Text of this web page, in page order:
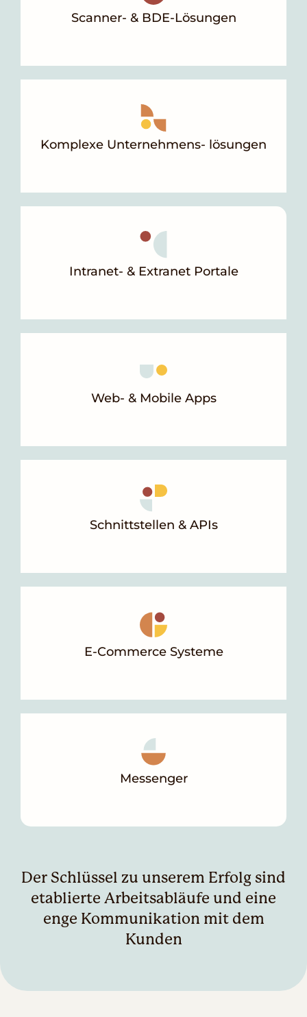
Scanner- & BDE-Lösungen
Komplexe Unternehmens- lösungen
Intranet- & Extranet Portale
Web- & Mobile Apps
Schnittstellen & APIs
E-Commerce Systeme
Messenger
Der Schlüssel zu unserem Erfolg sind
etablierte Arbeitsabläufe und eine
enge Kommunikation mit dem
Kunden